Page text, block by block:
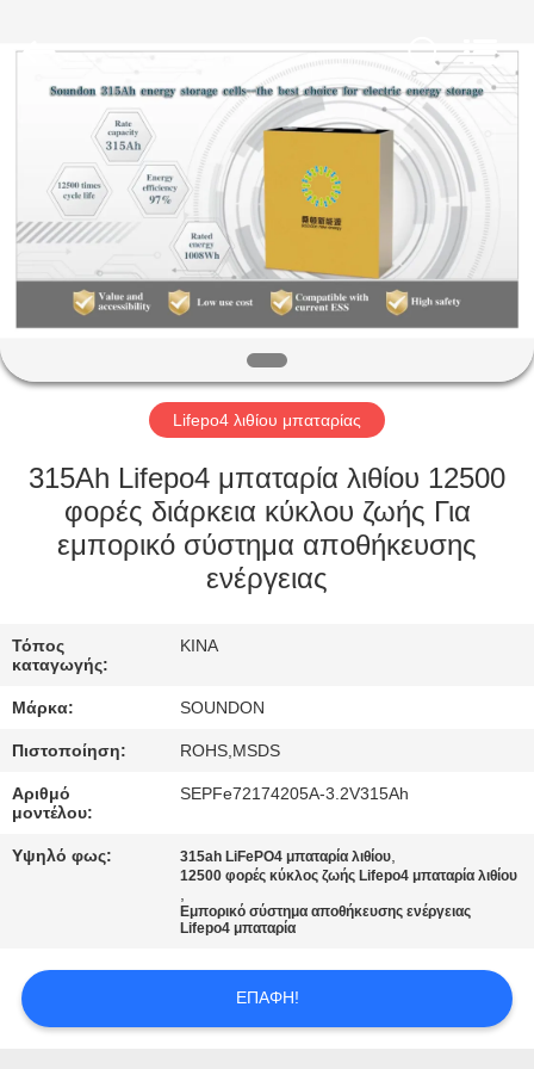
ΠΡΟΪΌΝΤΑ
ΕΜΦΆΝΙΣΗ
ΠΕΡΊΠΟΥ
ΓΎΡΟΣ
ΕΡΓΟΣΤΑΣΊΩΝ
ΈΛΕΓΧΟΣ
ΕΛΆΤΕ
ΣΕ
ΕΠΑΦΉ
ΖΗΤΉΣΤΕ
Reserved.
Lifepo4 λιθίου μπαταρίας
315Ah Lifepo4 μπαταρία λιθίου 12500
φορές διάρκεια κύκλου ζωής Για
εμπορικό σύστημα αποθήκευσης
ενέργειας
Τόπος
καταγωγής:
ΚΙΝΑ
Μάρκα: SOUNDON
Πιστοποίηση: ROHS,MSDS
Αριθμό
μοντέλου:
SEPFe72174205A-3.2V315Ah
Υψηλό φως: 315ah LiFePO4 μπαταρία λιθίου,
12500 φορές κύκλος ζωής Lifepo4 μπαταρία λιθίου
,
Εμπορικό σύστημα αποθήκευσης ενέργειας
Lifepo4 μπαταρία
ΕΠΑΦΉ!